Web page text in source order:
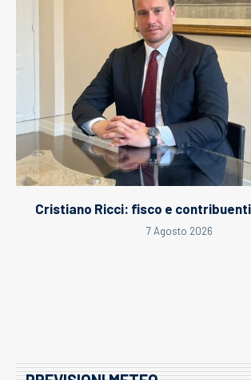
Cristiano Ricci: fisco e
7 Agosto 2026